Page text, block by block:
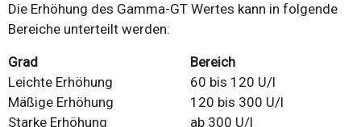
Die Erhöhung des Gamma-GT Wertes kann in folgende
Bereiche unterteilt werden:
Grad
Bereich
Leichte Erhöhung
60 bis 120 U/l
Mäßige Erhöhung
120 bis 300 U/l
Starke Erhöhung
ab 300 U/l